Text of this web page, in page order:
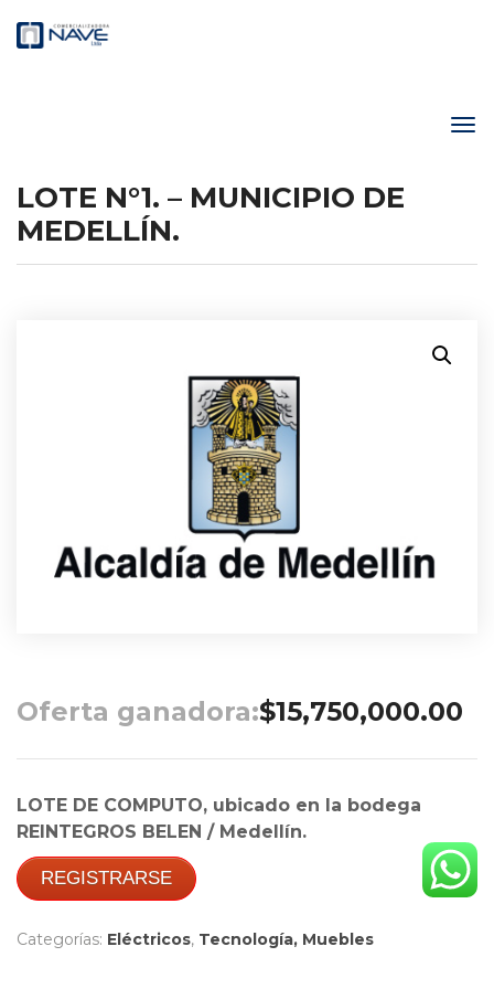
LOTE N°1. – MUNICIPIO DE
MEDELLÍN.
Oferta ganadora:$15,750,000.00
LOTE DE COMPUTO, ubicado en la bodega
REINTEGROS BELEN / Medellín.
REGISTRARSE
Categorías: Eléctricos, Tecnología, Muebles